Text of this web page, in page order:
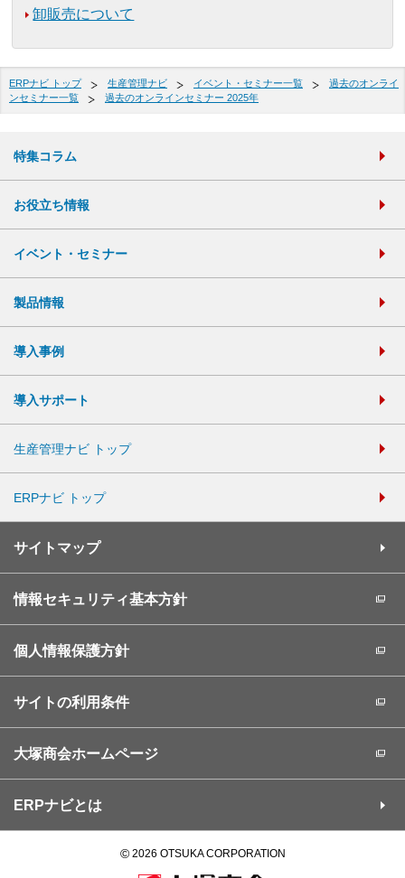
卸販売について
ERPナビ トップ 生産管理ナビ イベント・セミナー一覧
過去のオンライ
ンセミナー一覧
過去のオンラインセミナー 2025年
特集コラム
お役立ち情報
イベント・セミナー
製品情報
導入事例
導入サポート
生産管理ナビ トップ
ERPナビ トップ
サイトマップ
情報セキュリティ基本方針
個人情報保護方針
サイトの利用条件
大塚商会ホームページ
ERPナビとは
©2026 OTSUKA CORPORATION